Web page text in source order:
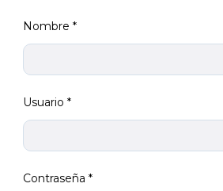
Nombre *
Usuario *
Contraseña *